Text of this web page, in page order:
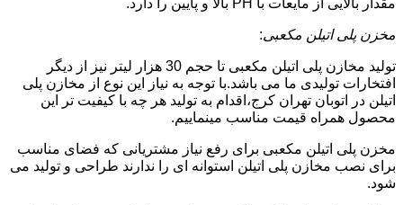
مخزن پلی اتیلن مکعبی:
تولید مخازن پلی اتیلن مکعبی تا حجم 30 هزار لیتر نیز از دیگر
افتخارات تولیدی ما می باشد.با توجه به نیاز این نوع از مخازن پلی
اتیلن در اتوبان تهران کرج،اقدام به تولید هر چه با کیفیت تر این
محصول همراه قیمت مناسب مینماییم.
مخزن پلی اتیلن مکعبی برای رفع نیاز مشتریانی که فضای مناسب
برای نصب مخازن پلی اتیلن استوانه ای را ندارند طراحی و تولید می
شود.